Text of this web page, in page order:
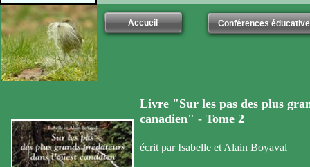
Livre "Sur les pas des plus
canadien" - Tome 2
écrit par Isabelle et Alain Boyaval
Etats-Unis,
Accueil Conférences